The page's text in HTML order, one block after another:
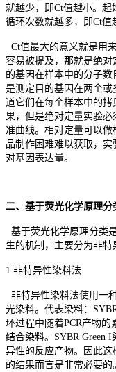
就越少，即Ct值越小。
循环次数就越多，即Ct值
Ct值最大的意义就是用
容易被提及，那就是绝对
的基因在样本中的分子
是测定目的基因在两个
道它们在每个样本中的
果，但是绝对定量实验
准曲线。相对定量可以
品制作困难难以获取，
对基因表达量。
二、基于荧光化学原理分
基于荧光化学原理分类
生的机制，主要分为非特
1.非特异性染料法
非特异性染料法使用一
光染料。代表染料：
环过程中随着PCR产物
结合染料。SYBR Green
异性的反应产物。因此
的结果而言是非常必要的